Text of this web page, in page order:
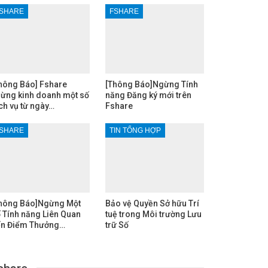
Báo] Fshare
kinh doanh một số
vụ từ ngày…
FSHARE
[Thông Báo]Ngừng Tính
năng Đăng ký mới trên
Fshare
Báo]Ngừng Một
Tính năng Liên Quan
Điểm Thưởng…
TIN TỔNG HỢP
Bảo vệ Quyền Sở hữu Trí
tuệ trong Môi trường Lưu
trữ Số